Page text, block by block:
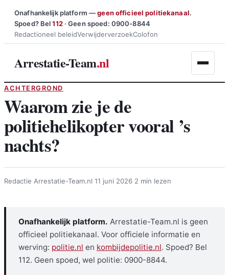
Ga
naar
Onafhankelijk platform —geen officieel politiekanaal.
Spoed? Bel112· Geen spoed: 0900-8844
Redactioneel beleidVerwijderverzoekColofon
Arrestatie-Team.nl
ACHTERGROND
Waarom zie je de
politiehelikopter vooral ’s
nachts?
Redactie Arrestatie-Team.nl·11 juni 2026·2 min lezen
Onafhankelijk platform. Arrestatie-Team.nl is geen
officieel politiekanaal. Voor officiele informatie en
werving: politie.nl en kombijdepolitie.nl. Spoed? Bel
112. Geen spoed, wel politie: 0900-8844.